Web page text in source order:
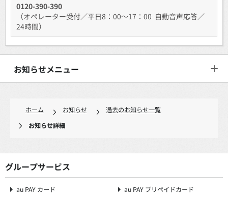
0120-390-390
（オペレーター受付／平日8：00〜17：00 自動音声応答／
24時間）
お知らせメニュー
ホーム お知らせ
過去のお知らせ一覧
お知らせ詳細
グループサービス
au PAY カード au PAY プリペイドカード